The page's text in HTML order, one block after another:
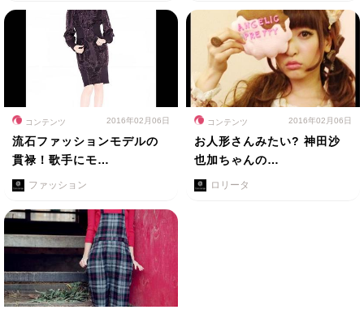
コンテンツ 2016年02月06日
流石ファッションモデルの
貫禄！歌手にモ…
ファッション
コンテンツ 2016年02月06日
お人形さんみたい? 神田沙
也加ちゃんの…
ロリータ